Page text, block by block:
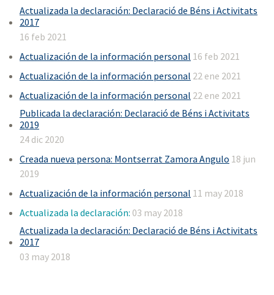
Actualizada la declaración: Declaració de Béns i Activitats
2017
16 feb 2021
Actualización de la información personal 16 feb 2021
Actualización de la información personal 22 ene 2021
Actualización de la información personal 22 ene 2021
Publicada la declaración: Declaració de Béns i Activitats
2019
24 dic 2020
Creada nueva persona: Montserrat Zamora Angulo 18 jun
2019
Actualización de la información personal 11 may 2018
Actualizada la declaración: 03 may 2018
Actualizada la declaración: Declaració de Béns i Activitats
2017
03 may 2018